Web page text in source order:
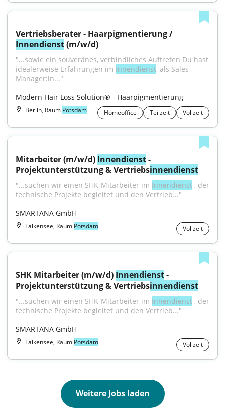
Innendienst (m/w/d)
"...sowie ein souveränes, verbindliches Auftreten Du hast
idealerweise Erfahrungen im Innendienst, als Sales
Manager:in..."
Modern Hair Loss Solution® - Haarpigmentierung
Berlin, Raum Potsdam Homeoffice Teilzeit Vollzeit
Mitarbeiter (m/w/d) Innendienst -
Projektunterstützung & Vertriebsinnendienst
"...suchen wir einen SHK-Mitarbeiter im Innendienst , der
technische Projekte begleitet und den Vertrieb..."
SMARTANA GmbH
Falkensee, Raum Potsdam Vollzeit
SHK Mitarbeiter (m/w/d) Innendienst -
Projektunterstützung & Vertriebsinnendienst
"...suchen wir einen SHK-Mitarbeiter im Innendienst , der
technische Projekte begleitet und den Vertrieb..."
SMARTANA GmbH
Falkensee, Raum Potsdam Vollzeit
Weitere Jobs laden